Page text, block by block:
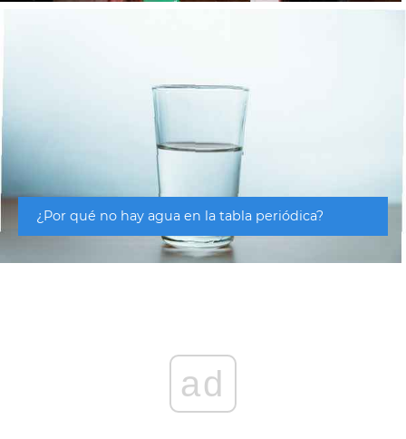
¿Por qué no hay agua en la tabla periódica?
ad